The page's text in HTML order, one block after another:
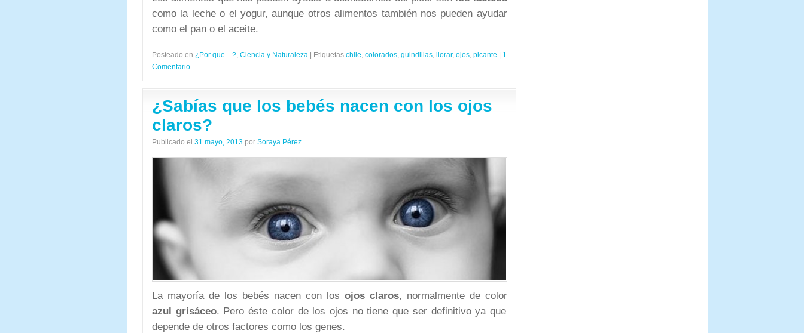
como la leche o el yogur, aunque otros alimentos también nos pueden ayudar
como el pan o el aceite.
Posteado en ¿Por que... ?, Ciencia y Naturaleza Etiquetas chile, colorados, guindillas, llorar, ojos, picante
1
Comentario
¿Sabías que los bebés nacen con los ojos
claros?
Publicado el 31 mayo, 2013 por Soraya Pérez
La mayoría de los bebés nacen con los ojos claros, normalmente de color
azul grisáceo. Pero éste color de los ojos no tiene que ser definitivo ya que
depende de otros factores como los genes.